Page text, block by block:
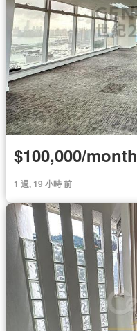
$100,000/month
1 週, 19 小時 前